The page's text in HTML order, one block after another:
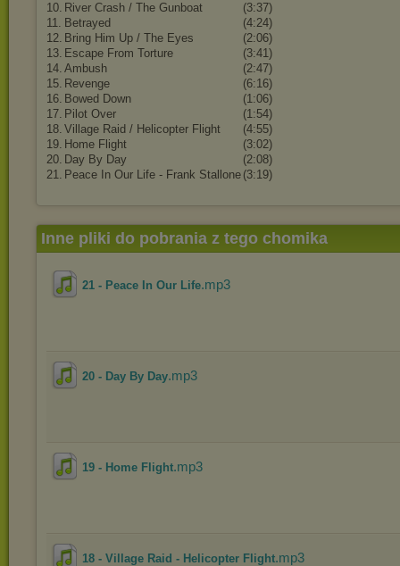
10. River Crash / The Gunboat
(3:37)
11. Betrayed
(4:24)
12. Bring Him Up / The Eyes
(2:06)
13. Escape From Torture
(3:41)
14. Ambush
(2:47)
15. Revenge
(6:16)
16. Bowed Down
(1:06)
17. Pilot Over
(1:54)
18. Village Raid / Helicopter Flight
(4:55)
19. Home Flight
(3:02)
20. Day By Day
(2:08)
21. Peace In Our Life - Frank Stallone (3:19)
Inne pliki do pobrania z tego chomika
21 - Peace In Our Life.mp3
20 - Day By Day.mp3
19 - Home Flight.mp3
18 - Village Raid - Helicopter Flight.mp3